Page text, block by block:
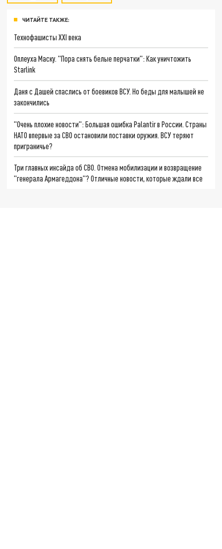
ЧИТАЙТЕ ТАКЖЕ:
Технофашисты XXI века
Оплеуха Маску. "Пора снять белые перчатки": Как уничтожить
Starlink
Даня с Дашей спаслись от боевиков ВСУ. Но беды для малышей не
закончились
"Очень плохие новости": Большая ошибка Palantir в России. Страны
НАТО впервые за СВО остановили поставки оружия. ВСУ теряют
приграничье?
Три главных инсайда об СВО. Отмена мобилизации и возвращение
"генерала Армагеддона"? Отличные новости, которые ждали все